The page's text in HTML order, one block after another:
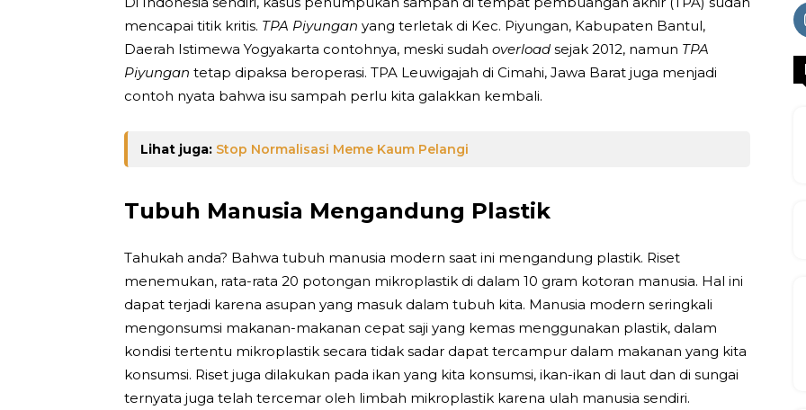
mencapai titik kritis. TPA Piyungan yang terletak di Kec. Piyungan, Kabupaten Bantul,
Daerah Istimewa Yogyakarta contohnya, meski sudah overload sejak 2012, namun TPA
Piyungan tetap dipaksa beroperasi. TPA Leuwigajah di Cimahi, Jawa Barat juga menjadi
contoh nyata bahwa isu sampah perlu kita galakkan kembali.
Lihat juga: Stop Normalisasi Meme Kaum Pelangi
Tubuh Manusia Mengandung Plastik
Tahukah anda? Bahwa tubuh manusia modern saat ini mengandung plastik. Riset
menemukan, rata-rata 20 potongan mikroplastik di dalam 10 gram kotoran manusia. Hal ini
dapat terjadi karena asupan yang masuk dalam tubuh kita. Manusia modern seringkali
mengonsumsi makanan-makanan cepat saji yang kemas menggunakan plastik, dalam
kondisi tertentu mikroplastik secara tidak sadar dapat tercampur dalam makanan yang kita
konsumsi. Riset juga dilakukan pada ikan yang kita konsumsi, ikan-ikan di laut dan di sungai
ternyata juga telah tercemar oleh limbah mikroplastik karena ulah manusia sendiri.